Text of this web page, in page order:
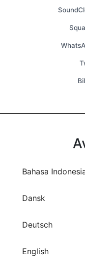
Bahasa
Dansk
Deutsch
English